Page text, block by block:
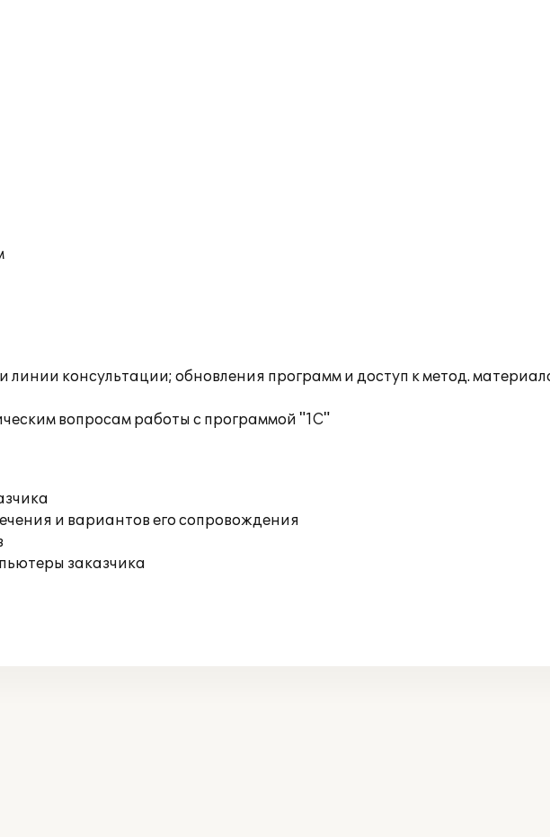
линии консультации; обновления программ и доступ к метод.
вопросам работы с программой "1С"
и вариантов его сопровождения
заказчика